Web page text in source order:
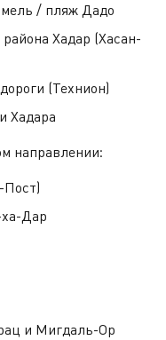
/ пляж Дадо
Хадар (Хасан-
(Технион)
Хадара
направлении:
Дар
и Мигдаль-Ор